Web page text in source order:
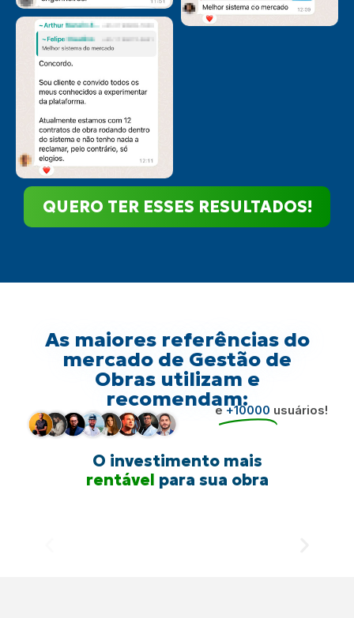
QUERO TER ESSES RESULTADOS!
As maiores referências do
mercado de Gestão de
Obras utilizam e
recomendam:
e+10000 usuários!
O investimento mais
rentável
inteligentepara sua obra